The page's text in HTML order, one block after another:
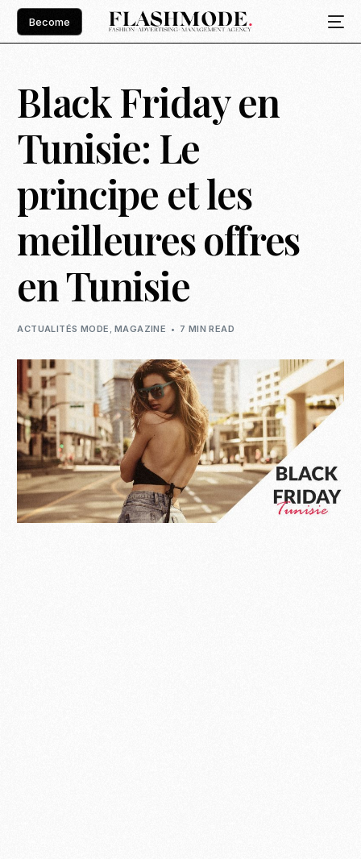
Become
Black Friday en
Tunisie: Le
principe et les
meilleures offres
en Tunisie
ACTUALITÉS MODE , MAGAZINE 7 MIN READ